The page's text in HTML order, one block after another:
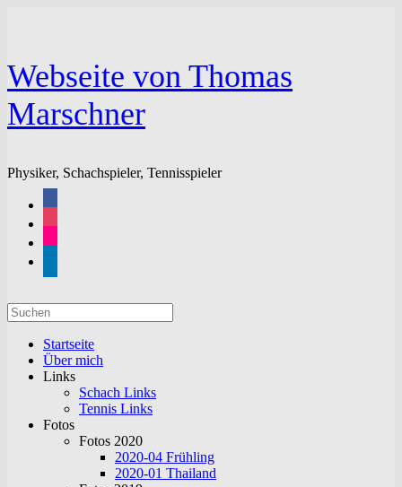
Webseite von Thomas
Marschner
Physiker, Schachspieler, Tennisspieler
Suchen
nach:
Startseite
Über mich
Links
Schach Links
Tennis Links
Fotos
Fotos 2020
2020-04 Frühling
2020-01 Thailand